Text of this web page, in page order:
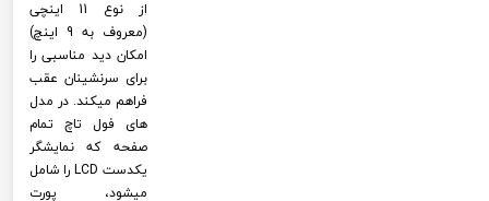
از نوع 11 اینچی
(معروف به 9 اینچ)
امکان دید مناسبی را
برای سرنشینان عقب
فراهم میکند. در مدل
های فول تاچ تمام
صفحه که نمایشگر
یکدست LCD را شامل
میشود، پورت